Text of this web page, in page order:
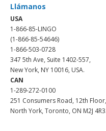
Llámanos
USA
1-866-85-LINGO
(1-866-85-54646)
1-866-503-0728
347 5th Ave, Suite 1402-557,
New York, NY 10016, USA.
CAN
1-289-272-0100
251 Consumers Road, 12th Floor,
North York, Toronto, ON M2J 4R3.